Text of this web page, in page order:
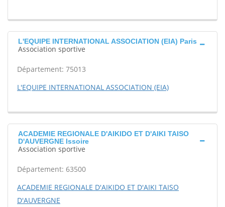
L'EQUIPE INTERNATIONAL ASSOCIATION (EIA) Paris
Association sportive
Département: 75013
L'EQUIPE INTERNATIONAL ASSOCIATION (EIA)
ACADEMIE REGIONALE D'AIKIDO ET D'AIKI TAISO
D'AUVERGNE Issoire
Association sportive
Département: 63500
ACADEMIE REGIONALE D'AIKIDO ET D'AIKI TAISO
D'AUVERGNE